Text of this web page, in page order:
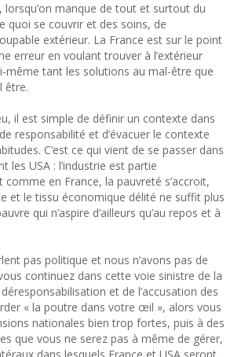
manque de tout et surtout du
quoi se couvrir et des soins, de
extérieur. La France est sur le point
erreur en voulant trouver à l’extérieur
même tant les solutions au mal-être que
être.
il est simple de définir un contexte dans
responsabilité et d’évacuer le contexte
C’est ce qui vient de se passer dans
les USA : l’industrie est partie
en France, la pauvreté s’accroit,
et le tissu économique délité ne suffit plus
qui n’aspire d’ailleurs qu’au repos et à
pas politique et nous n’avons pas de
continuez dans cette voie sinistre de la
et de l’accusation des
« la poutre dans votre œil », alors vous
nationales bien trop fortes, puis à des
que vous ne serez pas à même de gérer,